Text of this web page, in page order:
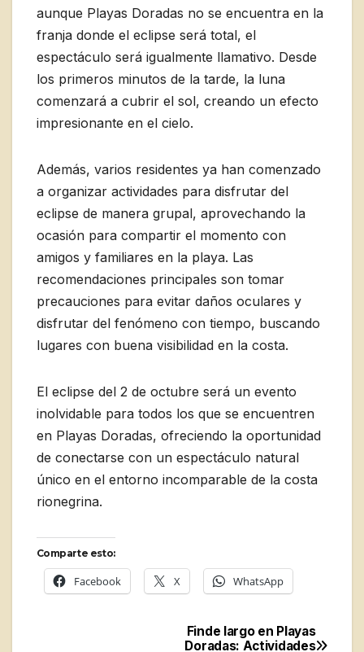
aunque Playas Doradas no se encuentra en la
franja donde el eclipse será total, el
espectáculo será igualmente llamativo. Desde
los primeros minutos de la tarde, la luna
comenzará a cubrir el sol, creando un efecto
impresionante en el cielo.
Además, varios residentes ya han comenzado
a organizar actividades para disfrutar del
eclipse de manera grupal, aprovechando la
ocasión para compartir el momento con
amigos y familiares en la playa. Las
recomendaciones principales son tomar
precauciones para evitar daños oculares y
disfrutar del fenómeno con tiempo, buscando
lugares con buena visibilidad en la costa.
El eclipse del 2 de octubre será un evento
inolvidable para todos los que se encuentren
en Playas Doradas, ofreciendo la oportunidad
de conectarse con un espectáculo natural
único en el entorno incomparable de la costa
rionegrina.
Comparte esto:
Facebook X WhatsApp
Finde largo en Playas
Doradas: Actividades